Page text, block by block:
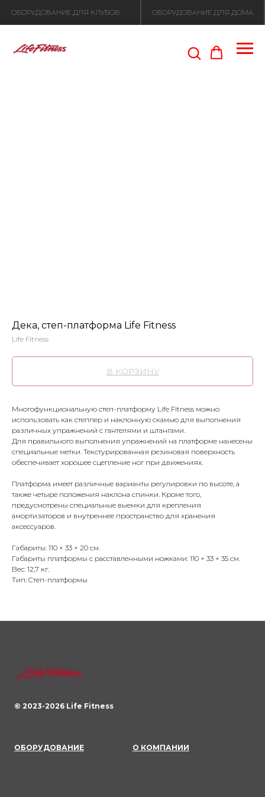
Дека, степ-платформа Life Fitness
Life Fitness
В КОРЗИНУ
Многофункциональную степ-платформу Life Fitness можно
использовать как степпер и наклонную скамью для выполнения
различных упражнений с гантелями и штангами.
Для правильного выполнения упражнений на платформе нанесены
специальные метки. Текстурированная резиновая поверхность
обеспечивает хорошее сцепление ног при движениях.
Платформа имеет различные варианты регулировки по высоте, а
также четыре положения наклона спинки. Кроме того,
предусмотрены специальные выемки для крепления
амортизаторов и внутреннее пространство для хранения
аксессуаров.
Габариты: 110 × 33 × 20 см.
Габариты платформы с расставленными ножками: 110 × 33 × 35 см.
Вес: 12,7 кг.
Тип: Cтеп-платформы
© 2023-2026 Life Fitness
ОБОРУДОВАНИЕ О КОМПАНИИ